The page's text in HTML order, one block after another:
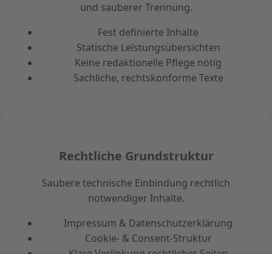
und sauberer Trennung.
Fest definierte Inhalte
Statische Leistungsübersichten
Keine redaktionelle Pflege nötig
Sachliche, rechtskonforme Texte
Rechtliche Grundstruktur
Saubere technische Einbindung rechtlich
notwendiger Inhalte.
Impressum & Datenschutzerklärung
Cookie- & Consent-Struktur